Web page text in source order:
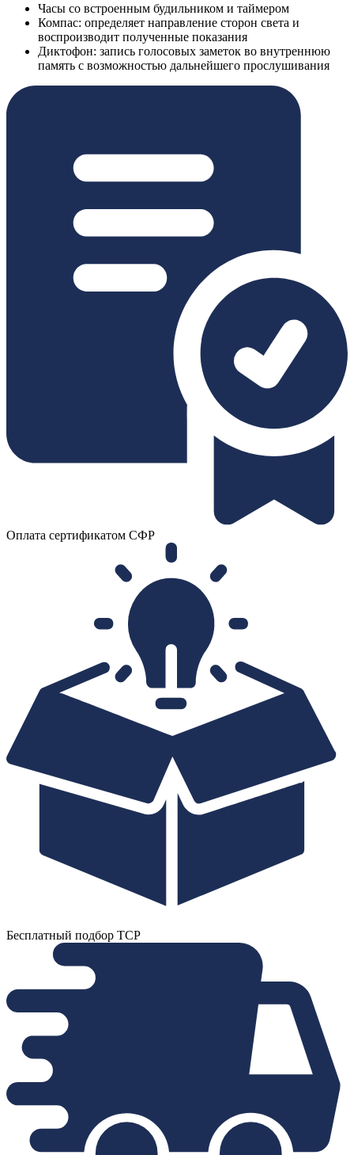
Часы со встроенным будильником и таймером
Компас: определяет направление сторон света и
воспроизводит полученные показания
Диктофон: запись голосовых заметок во внутреннюю
память с возможностью дальнейшего прослушивания
Оплата сертификатом СФР
Бесплатный подбор ТСР